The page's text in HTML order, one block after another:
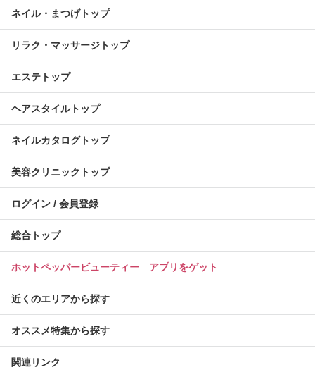
ネイル・まつげトップ
リラク・マッサージトップ
エステトップ
ヘアスタイルトップ
ネイルカタログトップ
美容クリニックトップ
ログイン / 会員登録
総合トップ
ホットペッパービューティー アプリをゲット
近くのエリアから探す
オススメ特集から探す
関連リンク